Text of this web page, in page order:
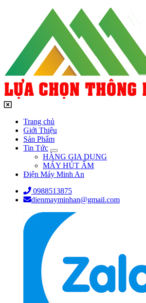
Trang chủ
Giới Thiệu
Sản Phẩm
Tin Tức
HÀNG GIA DỤNG
MÁY HÚT ẨM
Điện Máy Minh An
0988513875
dienmayminhan@gmail.com